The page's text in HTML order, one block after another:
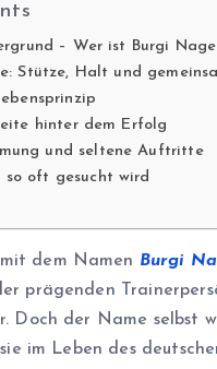
– Wer ist Burgi
Stütze, Halt und
hinter dem Erfolg
und seltene Auftritte
so oft gesucht wird
dem Namen Burgi
prägenden
Doch der Name selbst
im Leben des